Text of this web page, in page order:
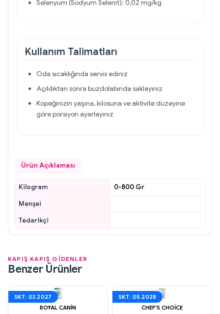
Selenyum (Sodyum Selenit): 0,02 mg/kg
Kullanım Talimatları
Oda sıcaklığında servis ediniz
Açıldıktan sonra buzdolabında saklayınız
Köpeğinizin yaşına, kilosuna ve aktivite düzeyine
göre porsiyon ayarlayınız
Ürün Açıklaması
Kilogram
0-800 Gr
Menşei
Tedarikçi
KAPIŞ KAPIŞ GİDENLER
Benzer Ürünler
SKT: 03.2027
ROYAL CANIN
SKT: 05.2028
CHEF'S CHOICE